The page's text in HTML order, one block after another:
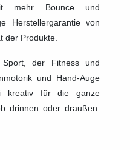
mehr Bounce und
Herstellergarantie von
der Produkte.
der Fitness und
und Hand-Auge
kreativ für die ganze
drinnen oder draußen.